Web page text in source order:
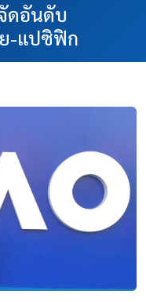
ดอันดับ
ย-แปซิฟิก